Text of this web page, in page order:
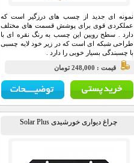
نمونه ای جدید از چسب های درزگیر است که
عملکردی قوی برای پوشش قسمت های مختلف
دارد . سطح رویین این چسب به رنگ نقره ای با
طراحی شبکه ای است که در زیر خود لایه چسبی
با چسبندگی بسیار خوبی را دارد .
قيمت : 248,000 تومان
چراغ دیواری خورشیدی Solar Plus